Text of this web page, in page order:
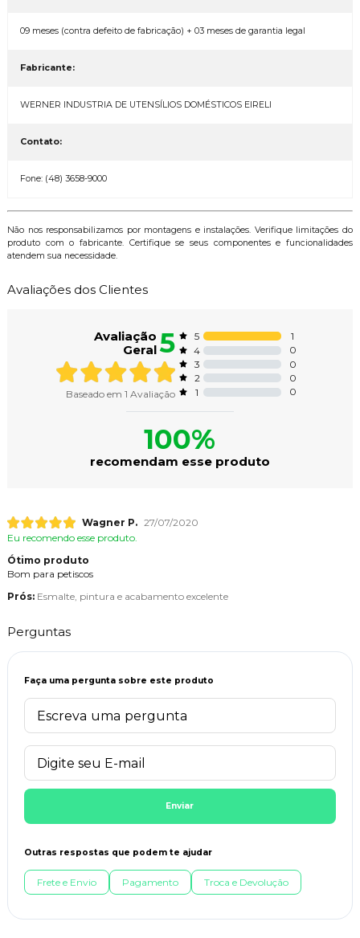
09 meses (contra defeito de fabricação) + 03 meses de garantia legal
Fabricante:
WERNER INDUSTRIA DE UTENSÍLIOS DOMÉSTICOS EIRELI
Contato:
Fone: (48) 3658-9000
Não nos responsabilizamos por montagens e instalações. Verifique limitações do
produto com o fabricante. Certifique se seus componentes e funcionalidades
atendem sua necessidade.
Avaliações dos Clientes
Avaliação
Geral5
Baseado em 1 Avaliação
5
1
4
0
3
0
2
0
1
0
100%
recomendam esse produto
Wagner P. 27/07/2020
Eu recomendo esse produto.
Ótimo produto
Bom para petiscos
Prós: Esmalte, pintura e acabamento excelente
Perguntas
Faça uma pergunta sobre este produto
Enviar
Outras respostas que podem te ajudar
Frete e Envio Pagamento Troca e Devolução